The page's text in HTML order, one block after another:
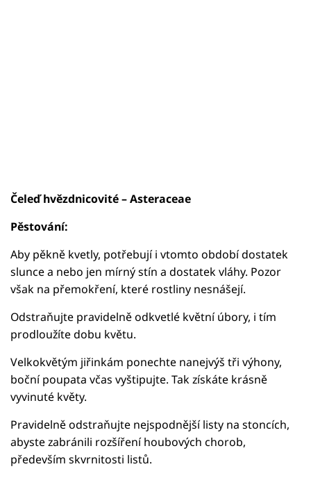
Čeleď hvězdnicovité – Asteraceae
Pěstování:
Aby pěkně kvetly, potřebují i vtomto období dostatek
slunce a nebo jen mírný stín a dostatek vláhy. Pozor
však na přemokření, které rostliny nesnášejí.
Odstraňujte pravidelně odkvetlé květní úbory, i tím
prodloužíte dobu květu.
Velkokvětým jiřinkám ponechte nanejvýš tři výhony,
boční poupata včas vyštipujte. Tak získáte krásně
vyvinuté květy.
Pravidelně odstraňujte nejspodnější listy na stoncích,
abyste zabránili rozšíření houbových chorob,
především skvrnitosti listů.